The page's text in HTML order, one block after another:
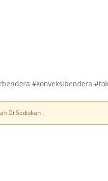
#konveksibendera
Di Sediakan :